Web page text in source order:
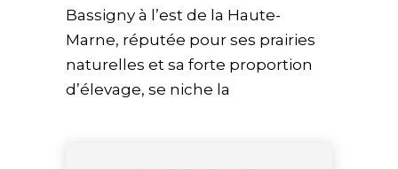
Bassigny à l’est de la Haute-
Marne, réputée pour ses prairies
naturelles et sa forte proportion
d’élevage, se niche la